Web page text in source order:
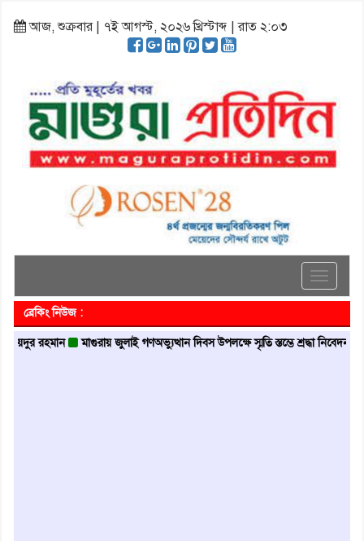
আজ, শুক্রবার | ৭ই আগস্ট, ২০২৬ খ্রিস্টাব্দ | রাত ২:০৩
Toggle
ব্রেকিং নিউজ :
মাগুরায় জুলাই গণঅভ্যুত্থান দিবস উপলক্ষে স্মৃতি স্তম্ভে শ্রদ্ধা নিবেদন মাগুরায়